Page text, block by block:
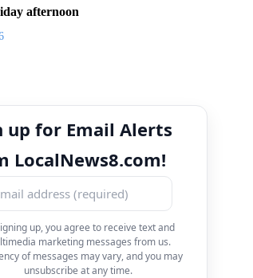
afternoon
up for Email Alerts
LocalNews8.com!
up, you agree to receive text and
marketing messages from us.
of messages may vary, and you may
unsubscribe at any time.